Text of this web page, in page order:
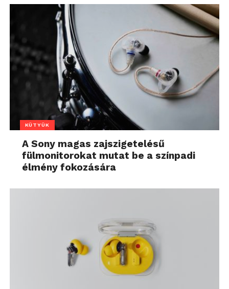
KÜTYÜK
A Sony magas zajszigetelésű
fülmonitorokat mutat be a színpadi
élmény fokozására